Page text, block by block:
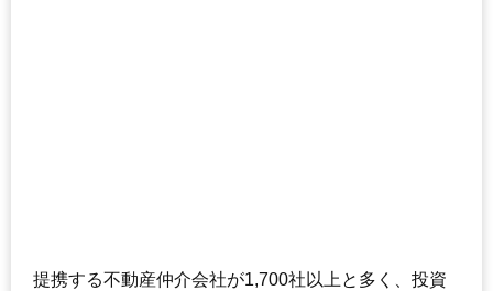
提携する不動産仲介会社が1,700社以上と多く、投資